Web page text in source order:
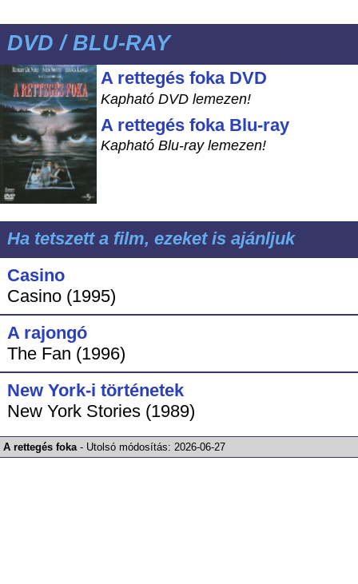
DVD / BLU-RAY
A rettegés foka DVD
Kapható DVD lemezen!
A rettegés foka Blu-ray
Kapható Blu-ray lemezen!
Ha tetszett a film, ezeket is ajánljuk
Casino
Casino (1995)
A rajongó
The Fan (1996)
New York-i történetek
New York Stories (1989)
A rettegés foka - Utolsó módosítás: 2026-06-27